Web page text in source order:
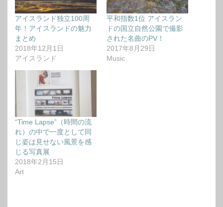
アイスランド独立100周
年！アイスランドの魅力
まとめ
2018年12月1日
アイスランド
平和指数1位 アイスラン
ドの国立自然公園で撮影
された名曲のPV！
2017年8月29日
Music
“Time Lapse”（時間の流
れ）の中で一度として同
じ姿は見せない風景を感
じる写真展
2018年2月15日
Art